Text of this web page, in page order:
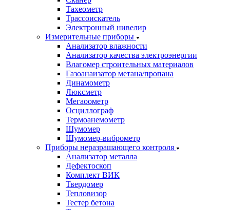
Тахеометр
Трассоискатель
Электронный нивелир
Измерительные приборы
Анализатор влажности
Анализатор качества электроэнергии
Влагомер строительных материалов
Газоанаизатор метана/пропана
Динамометр
Люксметр
Мегаоометр
Осциллограф
Термоанемометр
Шумомер
Шумомер-виброметр
Приборы неразрашающего контроля
Анализатор металла
Дефектоскоп
Комплект ВИК
Твердомер
Тепловизор
Тестер бетона